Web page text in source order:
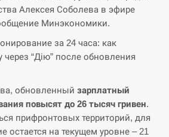
для ПВО сократились втрое,
они…
чотири баржі для
води до…
Алексея Соболева в эфире
Минэкономики.
за 24 часа: как
через “Дію” после обновления
обновленный зарплатный
повысят до 26 тысяч гривен.
прифронтовых территорий, для
остается на текущем уровне – 21